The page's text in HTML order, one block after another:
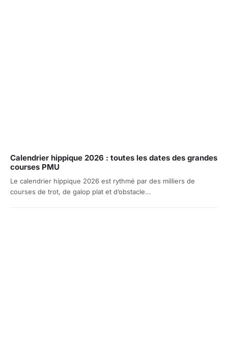
Calendrier hippique 2026 : toutes les dates des grandes
courses PMU
Le calendrier hippique 2026 est rythmé par des milliers de
courses de trot, de galop plat et d’obstacle...